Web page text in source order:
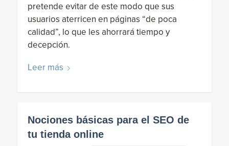
pretende evitar de este modo que sus
usuarios aterricen en páginas “de poca
calidad”, lo que les ahorrará tiempo y
decepción.
Leer más
Nociones básicas para el SEO de
tu tienda online